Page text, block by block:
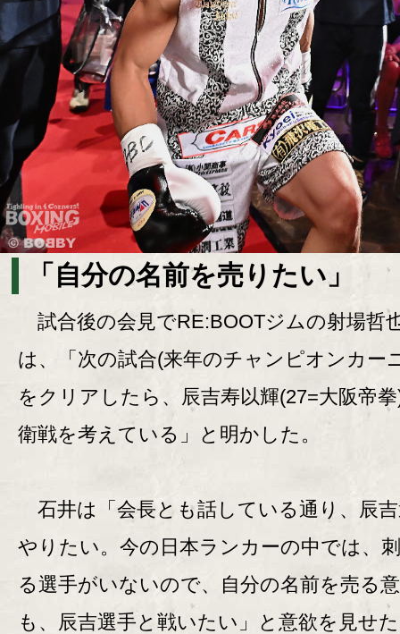
「自分の名前を売りたい」
試合後の会見でRE:BOOTジムの射場哲
は、「次の試合(来年のチャンピオンカー
をクリアしたら、辰吉寿以輝(27=大阪帝
衛戦を考えている」と明かした。
石井は「会長とも話している通り、辰
やりたい。今の日本ランカーの中では、
る選手がいないので、自分の名前を売る
も、辰吉選手と戦いたい」と意欲を見せ